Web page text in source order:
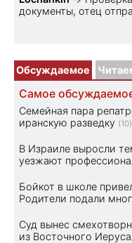
документы, отец
Обсуждаемое
Самое
Семейная пара
иранскую разведку (10)
В Израиле выросли
уезжают
Бойкот в школе
Родители подали
Суд вынес
из Восточного